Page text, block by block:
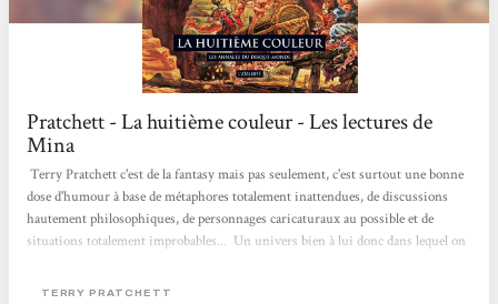
Pratchett - La huitième couleur - Les lectures de
Mina
Terry Pratchett c'est de la fantasy mais pas seulement, c'est surtout une bonne
dose d'humour à base de métaphores totalement inattendues, de discussions
hautement philosophiques, de personnages caricaturaux au possible et de
situations totalement improbables... Un univers bien à lui donc dans lequel on
assurés. Nous voici donc embarqué sur le Disque-monde, dans la tristement
TERRY PRATCHETT